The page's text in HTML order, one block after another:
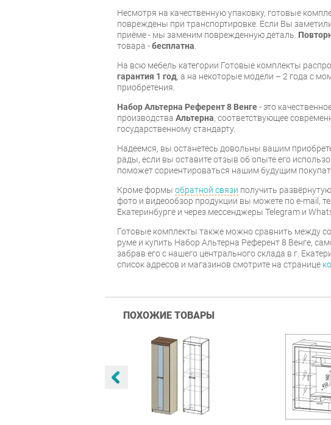
Несмотря на качественную упаковку, готовые
повреждены при транспортировке. Если Вы
приёме - мы заменим поврежденную деталь.
товара -бесплатна.
На всю мебель категории Готовые комплекты
гарантия 1 год, а на некоторые модели – 2 года с
приобретения.
Набор Альтерна Референт 8 Венге- это
производства Альтерна, соответствующее
государственному стандарту.
Надеемся, вы останетесь довольны вашим
рады, если вы оставите отзыв об опыте его
поможет сориентироваться нашим будущим
Кроме формы обратной связи получить
фото и видеообзор продукции вы можете по e-mail,
Екатеринбурге и через мессенджеры Telegram и
Готовые комплекты также можно сравнить между
руме и купить Набор Альтерна Референт 8 Венге,
забрав его с нашего центрального склада в г.
список адресов и магазинов смотрите на странице
ПОХОЖИЕ ТОВАРЫ